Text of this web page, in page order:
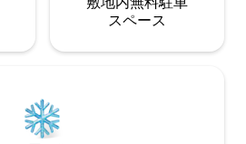
ス⁠ペ⁠ー⁠ス